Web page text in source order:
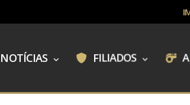
NOTÍCIAS FILIADOS